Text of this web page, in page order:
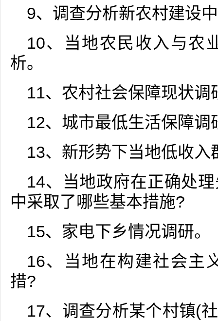
9、调查分析新农村建设
10、当地农民收入与农
析。
11、农村社会保障现状调
12、城市最低生活保障调
13、新形势下当地低收
14、当地政府在正确处
中采取了哪些基本措施?
15、家电下乡情况调研。
16、当地在构建社会主
措?
17、调查分析某个村镇(